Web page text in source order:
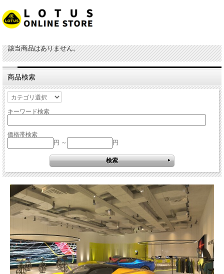
該当商品はありません。
商品検索
キーワード検索
価格帯検索
円 ～
円